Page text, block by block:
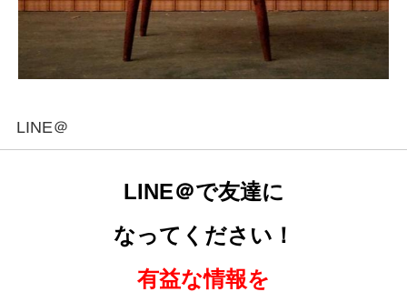
LINE＠
LINE＠で友達に
なってください！
有益な情報を